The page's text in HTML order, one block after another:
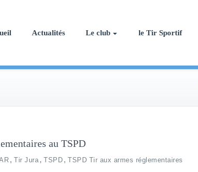
Actualités Le club le Tir Sportif
au TSPD
, Tir Jura , TSPD , TSPD Tir aux armes réglementaires